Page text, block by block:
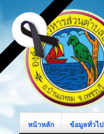
หน้าหลัก ข้อมูลทั่วไป